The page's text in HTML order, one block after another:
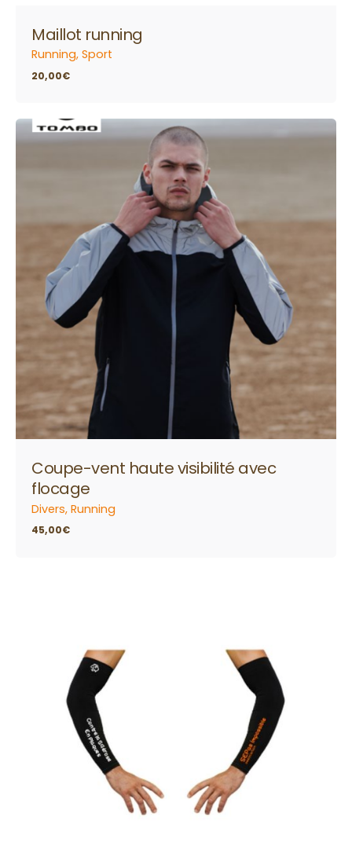
Maillot running
Running Sport
20,00€
Coupe-vent haute visibilité avec
flocage
Divers Running
45,00€